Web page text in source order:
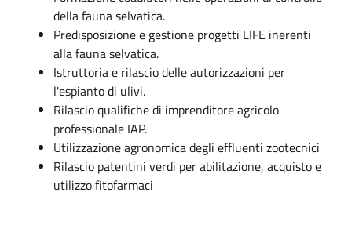
della fauna selvatica.
Predisposizione e gestione progetti LIFE inerenti
alla fauna selvatica.
Istruttoria e rilascio delle autorizzazioni per
l'espianto di ulivi.
Rilascio qualifiche di imprenditore agricolo
professionale IAP.
Utilizzazione agronomica degli effluenti zootecnici
Rilascio patentini verdi per abilitazione, acquisto e
utilizzo fitofarmaci